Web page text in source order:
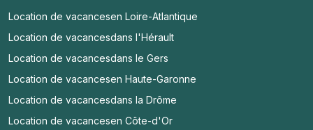
Location de vacancesen Loire-Atlantique
Location de vacancesdans l'Hérault
Location de vacancesdans le Gers
Location de vacancesen Haute-Garonne
Location de vacancesdans la Drôme
Location de vacancesen Côte-d'Or